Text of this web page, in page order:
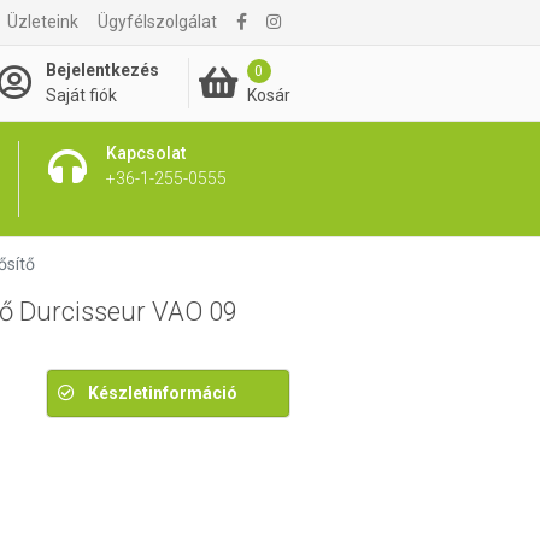
Üzleteink Ügyfélszolgálat
Bejelentkezés
Saját fiók
0
Kosár
Kapcsolat
+36-1-255-0555
2 400 Ft
Durcisseur VAO 09
Készletinformáció